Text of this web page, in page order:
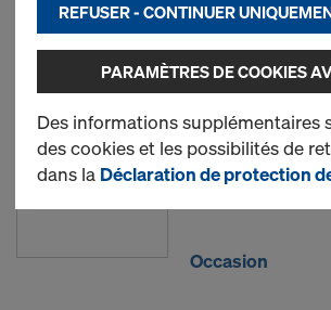
Occasion
Broche à
Réf.582528000
Occasion
REFUSER - CONTINUER
PARAMÈTRES DE COOKIES
Des informations supplémentaires
des cookies et les possibilités de
dans la Déclaration de protection